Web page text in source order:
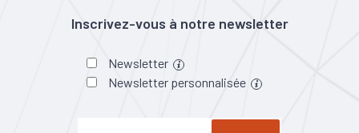
Inscrivez-vous à notre newsletter
Newsletter
Newsletter personnalisée